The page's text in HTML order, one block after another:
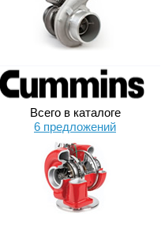
Всего в каталоге
6 предложений